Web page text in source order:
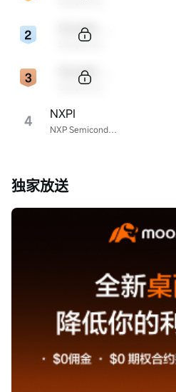
4 NXP Semiconductors
NXPI
独家放送